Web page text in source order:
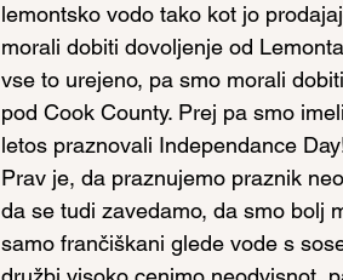
lemontsko vodo tako kot jo
morali dobiti dovoljenje od
vse to urejeno, pa smo morali
pod Cook County. Prej pa smo
letos praznovali Independance
Prav je, da praznujemo praznik
da se tudi zavedamo, da smo bolj
samo frančiškani glede vode s